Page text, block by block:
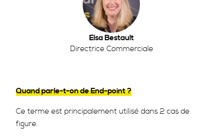
Elsa Bestault
Directrice Commerciale
Quand parle-t-on de End-point ?
Ce terme est principalement utilisé dans 2 cas de
figure.